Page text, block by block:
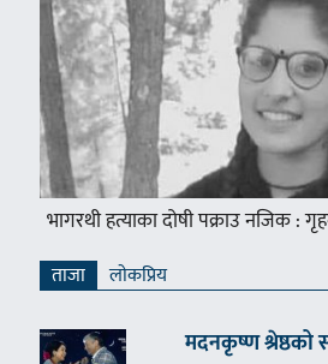
भागरथी हत्याका दोषी पक्राउ नजिक :
ताजा लाेकप्रिय
मदनकृष्ण श्रेष्ठको